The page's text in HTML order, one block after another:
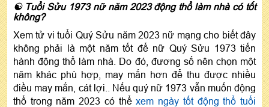
☯ Tuổi Sửu 1973 nữ năm 2023 động thổ làm nhà có tốt
không?
Xem tử vi tuổi Quý Sửu năm 2023 nữ mạng cho biết đây
không phải là một năm tốt để nữ Quý Sửu 1973 tiến
hành động thổ làm nhà. Do đó, đương số nên chọn một
năm khác phù hợp, may mắn hơn để thu được nhiều
điều may mắn, cát lợi.. Nếu quý nữ 1973 vẫn muốn động
thổ trong năm 2023 có thểxem ngày tốt động thổ tuổi